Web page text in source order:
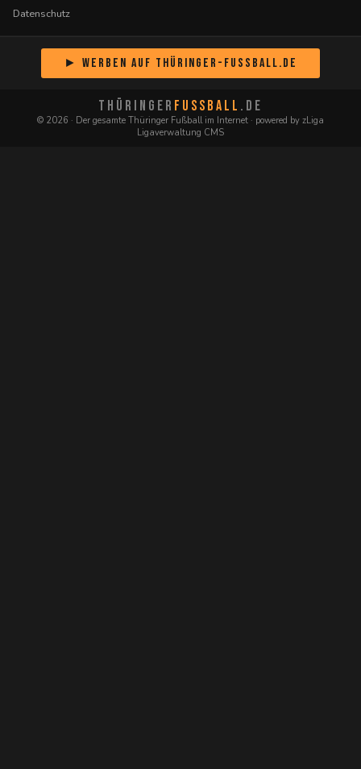
Datenschutz
► Werben auf Thüringer-Fussball.de
THÜRINGER FUSSBALL .DE
© 2026 · Der gesamte Thüringer Fußball im Internet · powered by zLiga
Ligaverwaltung CMS